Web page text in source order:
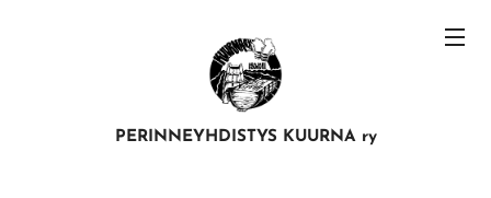
PERINNEYHDISTYS KUURNA ry